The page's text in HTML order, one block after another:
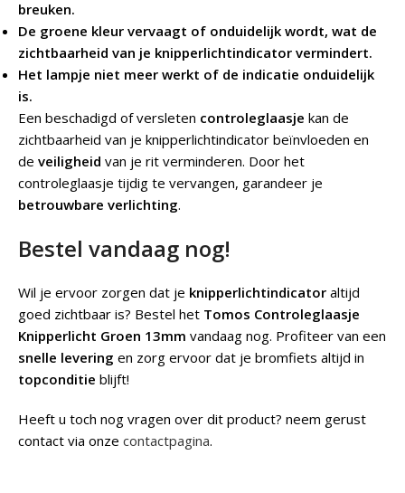
breuken.
De groene kleur vervaagt of onduidelijk wordt, wat de
zichtbaarheid van je knipperlichtindicator vermindert.
Het lampje niet meer werkt of de indicatie onduidelijk
is.
Een beschadigd of versleten controleglaasje kan de
zichtbaarheid van je knipperlichtindicator beïnvloeden en
de veiligheid van je rit verminderen. Door het
controleglaasje tijdig te vervangen, garandeer je
betrouwbare verlichting.
Bestel vandaag nog!
Wil je ervoor zorgen dat je knipperlichtindicator altijd
goed zichtbaar is? Bestel het Tomos Controleglaasje
Knipperlicht Groen 13mm vandaag nog. Profiteer van een
snelle levering en zorg ervoor dat je bromfiets altijd in
topconditie blijft!
Heeft u toch nog vragen over dit product? neem gerust
contact via onze contactpagina.